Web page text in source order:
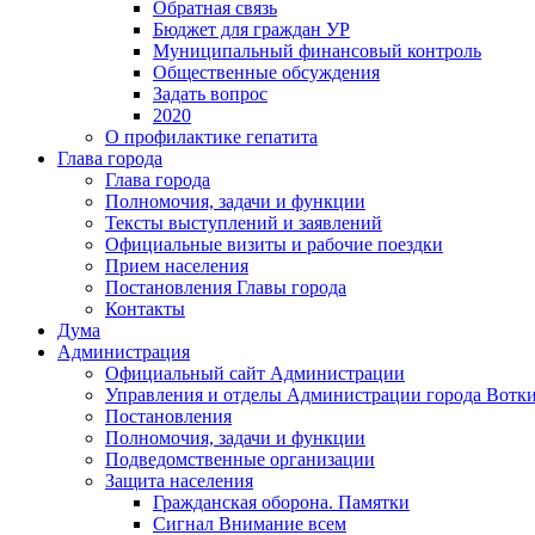
Обратная связь
Бюджет для граждан УР
Муниципальный финансовый контроль
Общественные обсуждения
Задать вопрос
2020
О профилактике гепатита
Глава города
Глава города
Полномочия, задачи и функции
Тексты выступлений и заявлений
Официальные визиты и рабочие поездки
Прием населения
Постановления Главы города
Контакты
Дума
Администрация
Официальный сайт Администрации
Управления и отделы Администрации города
Постановления
Полномочия, задачи и функции
Подведомственные организации
Защита населения
Гражданская оборона. Памятки
Сигнал Внимание всем